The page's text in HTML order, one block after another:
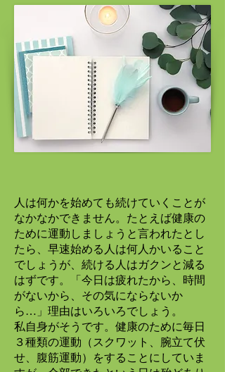
人は何かを始めても続けていくことが
なかなかできません。たとえば健康の
ために運動しましょうと言われたとし
たら、早速始める人は何人かいること
でしょうが、続ける人はガクンと減る
はずです。「今日は疲れたから、時間
がないから、その気にならないか
ら…」理由はいろいろでしょう。
私自身がそうです。健康のために毎日
３種類の運動（スクワット、腕立て伏
せ、腹筋運動）をすることにしていま